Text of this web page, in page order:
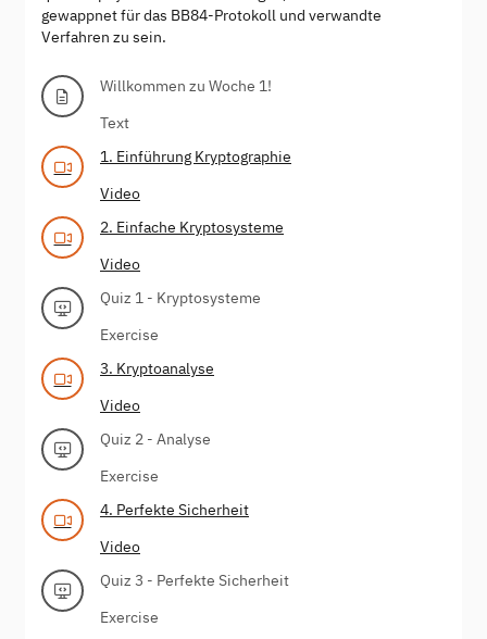
gewappnet für das BB84-Protokoll und verwandte
Verfahren zu sein.
Willkommen zu Woche 1!
Text
1. Einführung Kryptographie
Video
2. Einfache Kryptosysteme
Video
Quiz 1 - Kryptosysteme
Exercise
3. Kryptoanalyse
Video
Quiz 2 - Analyse
Exercise
4. Perfekte Sicherheit
Video
Quiz 3 - Perfekte Sicherheit
Exercise